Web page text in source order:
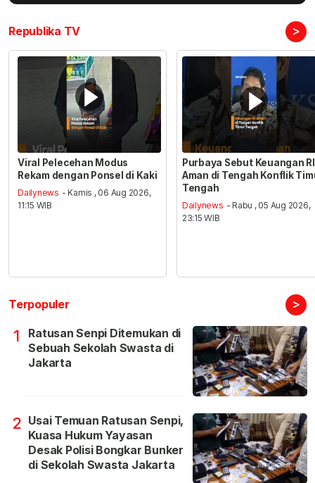
Republika TV >
Viral Pelecehan Modus
Rekam dengan Ponsel di Kaki
Dailynews - Kamis , 06 Aug 2026,
11:15 WIB
Purbaya Sebut Keuangan RI
Aman di Tengah Konflik
Tengah
Dailynews - Rabu , 05 Aug 2026,
23:15 WIB
Terpopuler >
1
Ratusan Senpi Ditemukan di
Sebuah Sekolah Swasta di
Jakarta
2 Usai Temuan Ratusan Senpi,
Kuasa Hukum Yayasan
Desak Polisi Bongkar Bunker
di Sekolah Swasta Jakarta